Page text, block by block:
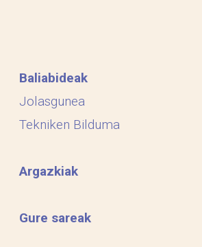
Baliabideak
Jolasgunea
Tekniken Bilduma
Argazkiak
Gure sareak